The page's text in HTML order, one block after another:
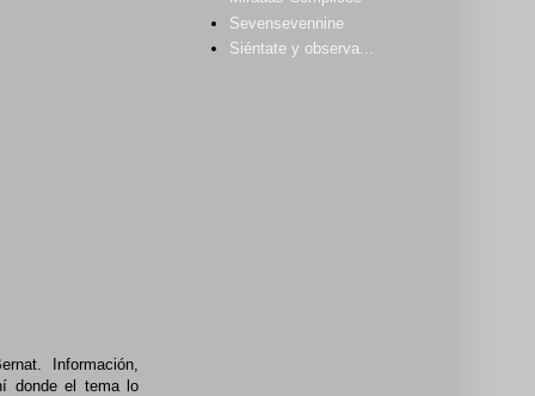
Información,
donde el tema lo
Sevensevennine
Siéntate y observa...